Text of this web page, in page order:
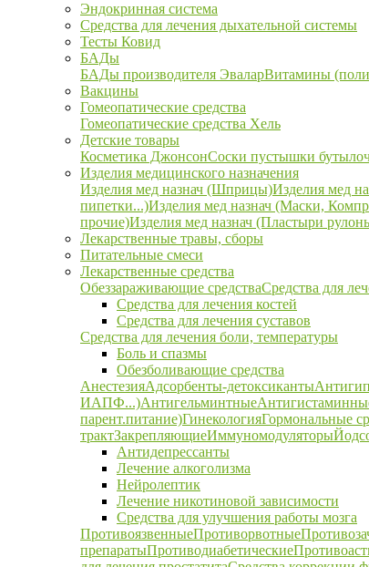
Эндокринная система
Средства для лечения дыхательной системы
Тесты Ковид
БАДы
БАДы производителя ЭваларВитамины
Вакцины
Гомеопатические средства
Гомеопатические средства Хель
Детские товары
Косметика ДжонсонСоски пустышки
Изделия медицинского назначения
Изделия мед назнач (Шприцы)Изделия мед
пипетки...)Изделия мед назнач (Маски,
прочие)Изделия мед назнач (Пластыри
Лекарственные травы, сборы
Питательные смеси
Лекарственные средства
Обеззараживающие средстваСредства для
Средства для лечения костей
Средства для лечения суставов
Средства для лечения боли, температуры
Боль и спазмы
Обезболивающие средства
АнестезияАдсорбенты-детоксиканты
ИАПФ...)Антигельминтные
парент.питание)ГинекологияГормональные
трактЗакрепляющиеИммуномодуляторы
Антидепрессанты
Лечение алкоголизма
Нейролептик
Лечение никотиновой зависимости
Средства для улучшения работы мозга
ПротивоязвенныеПротиворвотные
препаратыПротиводиабетические